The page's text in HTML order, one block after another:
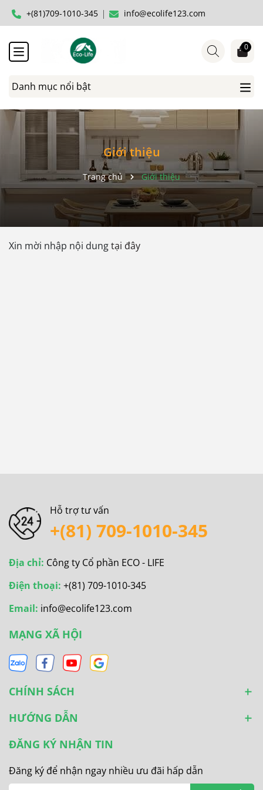
+(81)709-1010-345 info@ecolife123.com
Danh mục nổi bật
0
Giới thiệu
Trang chủ Giới thiệu
Xin mời nhập nội dungtại đây
Hỗ trợ tư vấn
+(81) 709-1010-345
Địa chỉ: Công ty Cổ phần ECO - LIFE
Điện thoại: +(81) 709-1010-345
Email: info@ecolife123.com
MẠNG XÃ HỘI
CHÍNH SÁCH
HƯỚNG DẪN
ĐĂNG KÝ NHẬN TIN
Đăng ký để nhận ngay nhiều ưu đãi hấp dẫn